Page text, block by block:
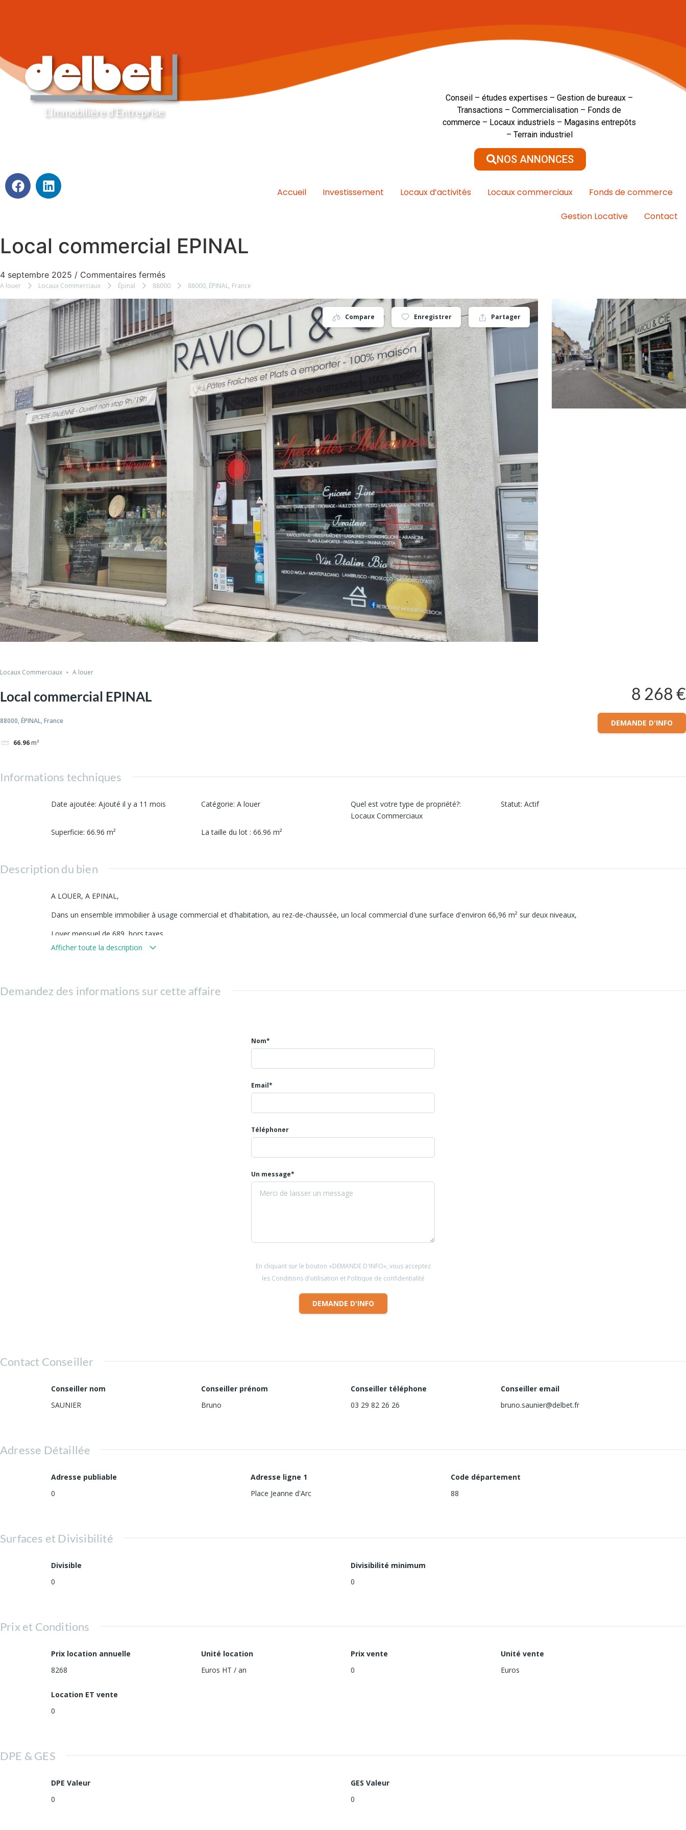
Conseil – études expertises – Gestion de bureaux –
Transactions – Commercialisation – Fonds de
commerce – Locaux industriels – Magasins entrepôts
– Terrain industriel
NOS ANNONCES
Accueil Investissement Locaux d’activités Locaux commerciaux Fonds de commerce
Gestion Locative Contact
Local commercial EPINAL
4 septembre 2025 / Commentaires fermés
A louer Locaux Commerciaux Épinal 88000 88000, ÉPINAL, France
Compare Enregistrer Partager
Locaux Commerciaux A louer
Local commercial EPINAL
88000, ÉPINAL, France
66.96 m²
8 268 €
DEMANDE D'INFO
Informations techniques
Date ajoutée: Ajouté il y a 11 mois Catégorie: A louer Quel est votre type de propriété?:
Locaux Commerciaux
Statut: Actif
Superficie: 66.96 m² La taille du lot : 66.96 m²
Description du bien
A LOUER, A EPINAL,
Dans un ensemble immobilier à usage commercial et d'habitation, au rez-de-chaussée, un local commercial d'une surface d'environ 66,96 m² sur deux niveaux,
Loyer mensuel de 689  hors taxes,
Honoraires d'agence fixés à 30 % hors taxes du loyer annuel.
Afficher toute la description
Demandez des informations sur cette affaire
Nom*
Email*
Téléphoner
Un message*
En cliquant sur le bouton «DEMANDE D'INFO», vous acceptez
les Conditions d'utilisation et Politique de confidentialité
DEMANDE D'INFO
Contact Conseiller
Conseiller nom
SAUNIER
Conseiller prénom
Bruno
Conseiller téléphone
03 29 82 26 26
Conseiller email
bruno.saunier@delbet.fr
Adresse Détaillée
Adresse publiable
0
Adresse ligne 1
Place Jeanne d'Arc
Code département
88
Surfaces et Divisibilité
Divisible
0
Divisibilité minimum
0
Prix et Conditions
Prix location annuelle
8268
Unité location
Euros HT / an
Prix vente
0
Unité vente
Euros
Location ET vente
0
DPE & GES
DPE Valeur
0
GES Valeur
0